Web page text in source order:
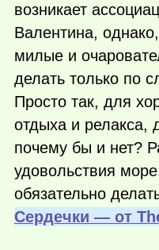
возникает
Валентина,
милые и
делать только по
Просто так, для
отдыха и
почему бы и нет?
удовольствия
обязательно
Cердечки — от